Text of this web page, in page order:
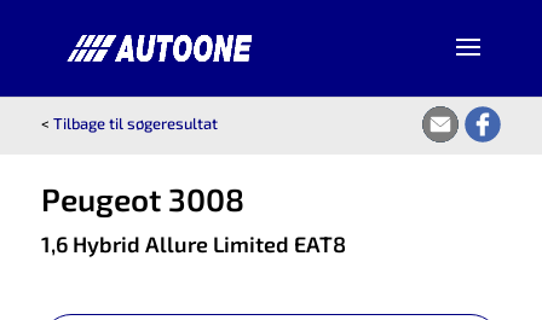
< Tilbage til søgeresultat
Peugeot 3008
1,6 Hybrid Allure Limited EAT8